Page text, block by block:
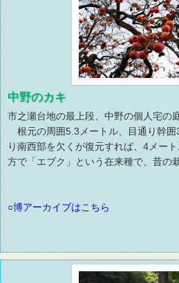
中野のカキ
市之瀬台地の最上段、中野の個人宅の
根元の周囲5.3メートル、目通り幹囲
り南西部を欠くが復元すれば、4メー
方で「エブク」という在来種で、昔の
○博アーカイブはこちら